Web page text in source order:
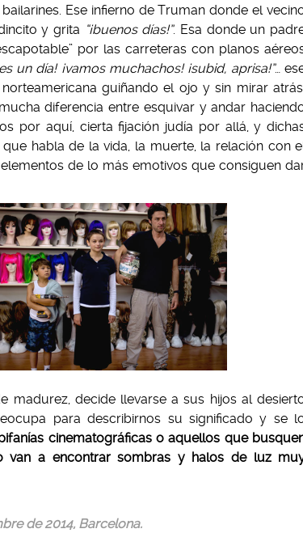
Ese infierno de Truman donde el
y grita “¡buenos días!”. Esa donde un
por las carreteras con planos
un día! ¡vamos muchachos! ¡subid, aprisa!”…
guiñando el ojo y sin mirar
diferencia entre esquivar y andar
por aquí, cierta fijación judía por allá, y
habla de la vida, la muerte, la relación con
de lo más emotivos que consiguen
madurez, decide llevarse a sus hijos al
para describirnos su significado y se
cinematográficas o aquellos que
van a encontrar sombras y halos de luz
de 2014, Barcelona.